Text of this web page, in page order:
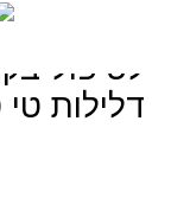
ערכה
לטיפול
דלילות